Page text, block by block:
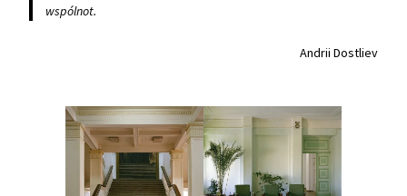
wspólnot.
Andrii Dostliev